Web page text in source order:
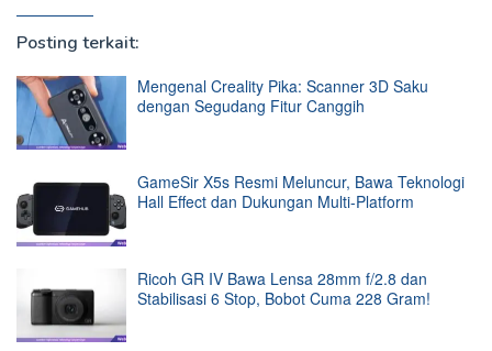
Posting terkait:
Mengenal Creality Pika: Scanner 3D Saku
dengan Segudang Fitur Canggih
GameSir X5s Resmi Meluncur, Bawa Teknologi
Hall Effect dan Dukungan Multi-Platform
Ricoh GR IV Bawa Lensa 28mm f/2.8 dan
Stabilisasi 6 Stop, Bobot Cuma 228 Gram!